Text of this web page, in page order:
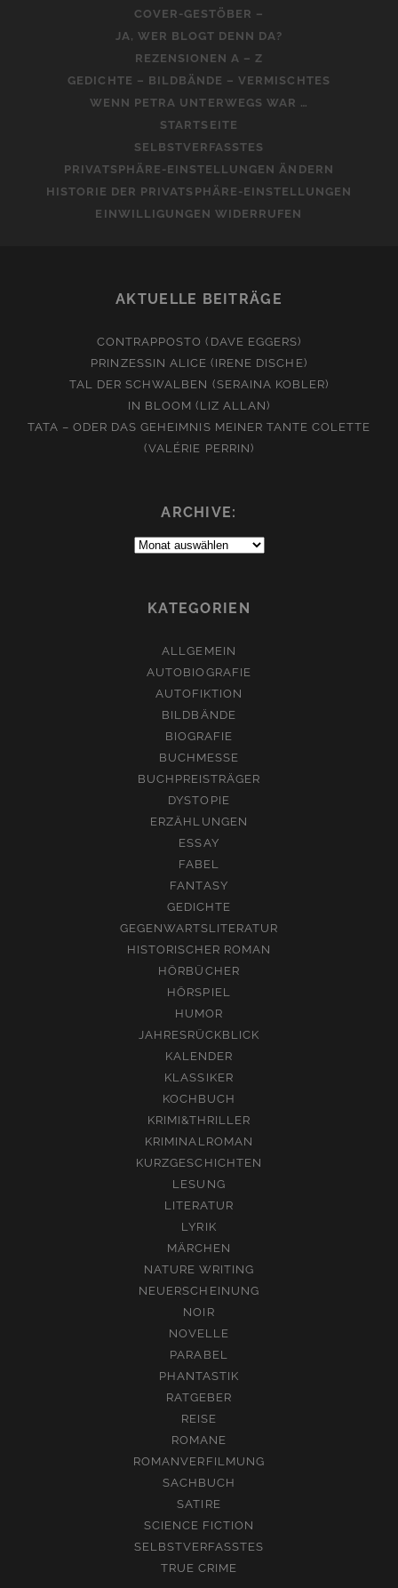
COVER-GESTÖBER –
JA, WER BLOGT DENN DA?
REZENSIONEN A – Z
GEDICHTE – BILDBÄNDE – VERMISCHTES
WENN PETRA UNTERWEGS WAR …
STARTSEITE
SELBSTVERFASSTES
PRIVATSPHÄRE-EINSTELLUNGEN ÄNDERN
HISTORIE DER PRIVATSPHÄRE-EINSTELLUNGEN
EINWILLIGUNGEN WIDERRUFEN
AKTUELLE BEITRÄGE
CONTRAPPOSTO (DAVE EGGERS)
PRINZESSIN ALICE (IRENE DISCHE)
TAL DER SCHWALBEN (SERAINA KOBLER)
IN BLOOM (LIZ ALLAN)
TATA – ODER DAS GEHEIMNIS MEINER TANTE COLETTE
(VALÉRIE PERRIN)
ARCHIVE:
Archive:
KATEGORIEN
ALLGEMEIN
AUTOBIOGRAFIE
AUTOFIKTION
BILDBÄNDE
BIOGRAFIE
BUCHMESSE
BUCHPREISTRÄGER
DYSTOPIE
ERZÄHLUNGEN
ESSAY
FABEL
FANTASY
GEDICHTE
GEGENWARTSLITERATUR
HISTORISCHER ROMAN
HÖRBÜCHER
HÖRSPIEL
HUMOR
JAHRESRÜCKBLICK
KALENDER
KLASSIKER
KOCHBUCH
KRIMI&THRILLER
KRIMINALROMAN
KURZGESCHICHTEN
LESUNG
LITERATUR
LYRIK
MÄRCHEN
NATURE WRITING
NEUERSCHEINUNG
NOIR
NOVELLE
PARABEL
PHANTASTIK
RATGEBER
REISE
ROMANE
ROMANVERFILMUNG
SACHBUCH
SATIRE
SCIENCE FICTION
SELBSTVERFASSTES
TRUE CRIME